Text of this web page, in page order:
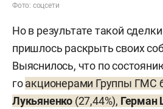
Фото: соцсети
Но в результате такой
пришлось раскрыть своих
Выяснилось, что по
гоакционерами Группы ГМС
Лукьяненко (27,44%), Герман